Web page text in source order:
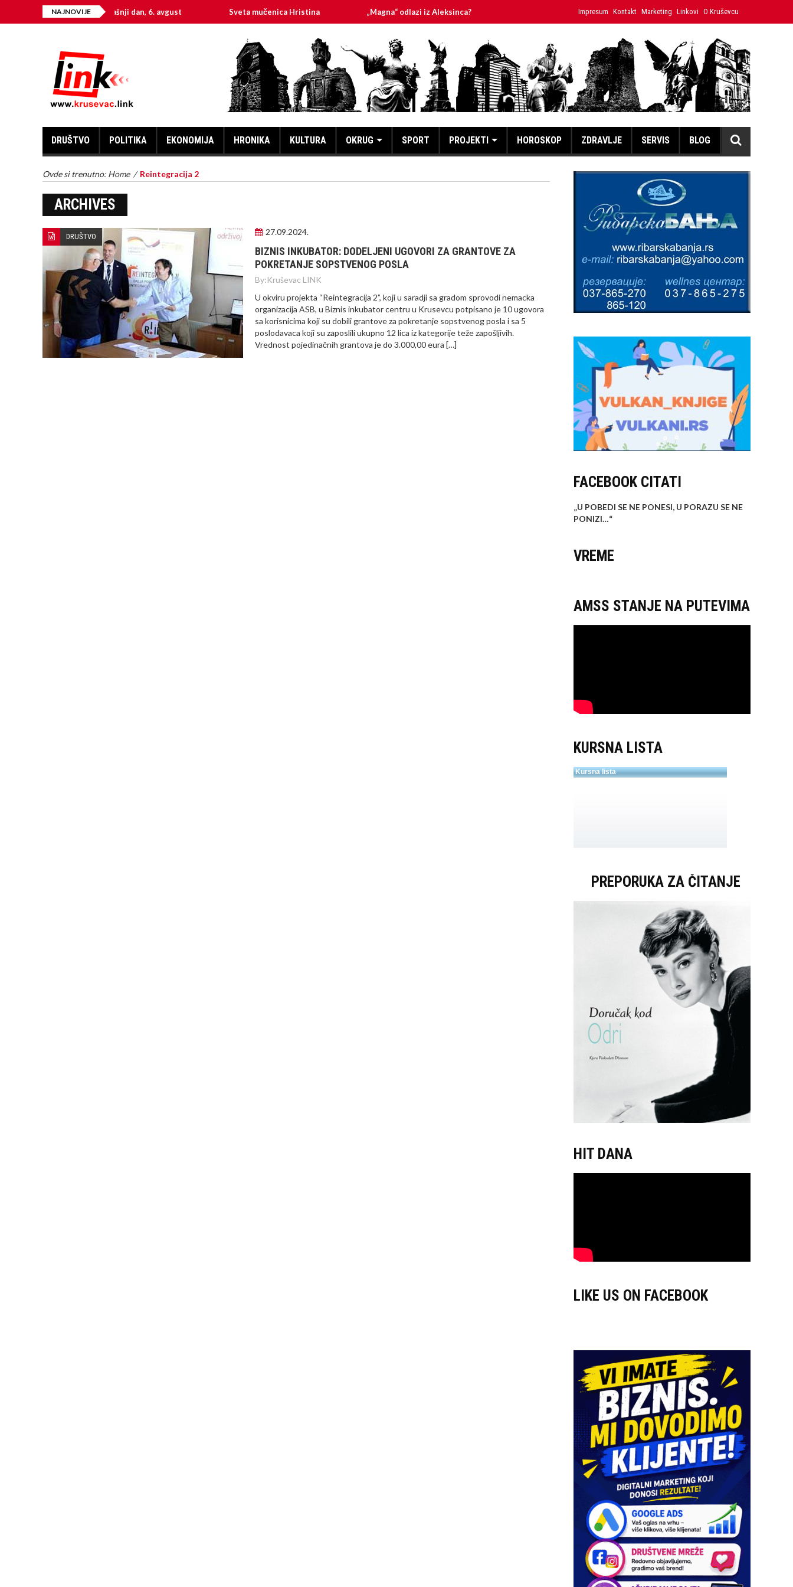
NAJNOVIJENa današnji dan, 6. avgust Sveta mučenica Hristina „Magna“ odlazi iz Aleksinca? PLANIRANA ISKLJUČENJA ELEKTRIČNE ENERGIJE ZA 06.08.2026.
Impresum Kontakt Marketing Linkovi O Kruševcu
DRUŠTVO POLITIKA EKONOMIJA HRONIKA KULTURA OKRUG SPORT PROJEKTI HOROSKOP ZDRAVLJE SERVIS BLOG
Ovde si trenutno: Home / Reintegracija 2
ARCHIVES
DRUŠTVO 27.09.2024.
BIZNIS INKUBATOR: DODELJENI UGOVORI ZA GRANTOVE ZA
POKRETANJE SOPSTVENOG POSLA
By:Kruševac LINK
U okviru projekta “Reintegracija 2”, koji u saradji sa gradom sprovodi nemacka
organizacija ASB, u Biznis inkubator centru u Krusevcu potpisano je 10 ugovora
sa korisnicima koji su dobili grantove za pokretanje sopstvenog posla i sa 5
poslodavaca koji su zaposlili ukupno 12 lica iz kategorije teže zapošljivih.
Vrednost pojedinačnih grantova je do 3.000,00 eura […]
FACEBOOK CITATI
„U POBEDI SE NE PONESI, U PORAZU SE NE
PONIZI…“
VREME
AMSS STANJE NA PUTEVIMA
KURSNA LISTA
PREPORUKA ZA ČITANJE
HIT DANA
LIKE US ON FACEBOOK